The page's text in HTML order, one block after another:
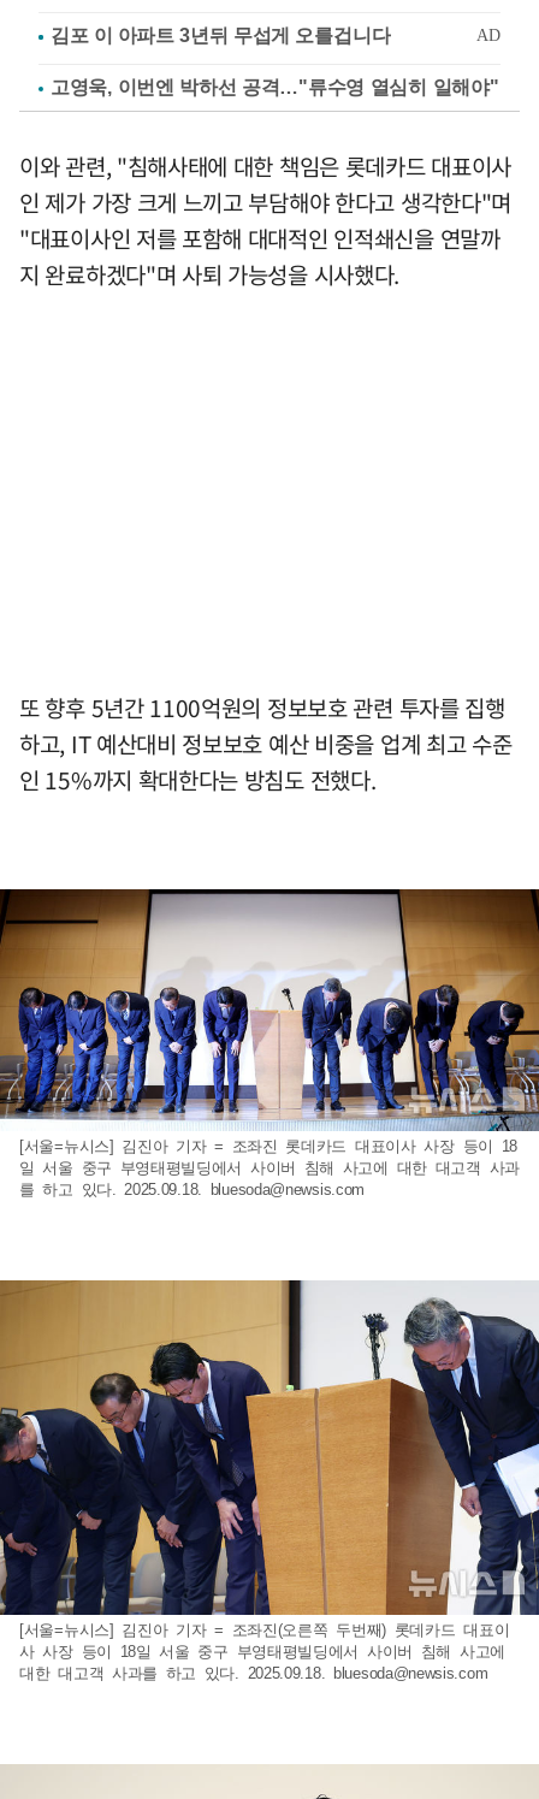
고영욱, 이번엔 박하선 공격…"류수영 열심히 일해야"
이와 관련, "침해사태에 대한 책임은 롯데카드 대표이사
인 제가 가장 크게 느끼고 부담해야 한다고 생각한다"며
"대표이사인 저를 포함해 대대적인 인적쇄신을 연말까
지 완료하겠다"며 사퇴 가능성을 시사했다.
또 향후 5년간 1100억원의 정보보호 관련 투자를 집행
하고, IT 예산대비 정보보호 예산 비중을 업계 최고 수준
인 15%까지 확대한다는 방침도 전했다.
[서울=뉴시스] 김진아 기자 = 조좌진 롯데카드 대표이사 사장 등이 18
일 서울 중구 부영태평빌딩에서 사이버 침해 사고에 대한 대고객 사과
를 하고 있다. 2025.09.18.
bluesoda@newsis.com
[서울=뉴시스] 김진아 기자 = 조좌진(오른쪽 두번째) 롯데카드 대표이
사 사장 등이 18일 서울 중구 부영태평빌딩에서 사이버 침해 사고에
대한 대고객 사과를 하고 있다. 2025.09.18. bluesoda@newsis.com